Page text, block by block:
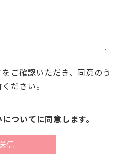
をご確認いただき、同意のう
ださい。
ついてに同意します。